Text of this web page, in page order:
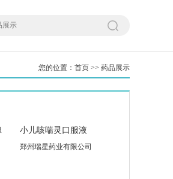
您的位置： 首页 >> 药品展示
小儿咳喘灵口服液
郑州瑞星药业有限公司